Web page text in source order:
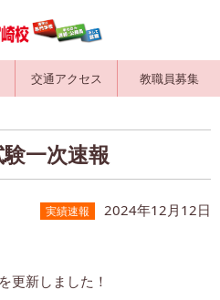
交通アクセス 教職員募集
一次速報
実績速報 2024年12月12日
更新しました！